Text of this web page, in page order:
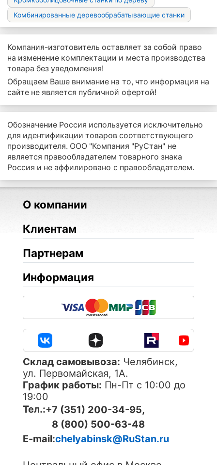
Комбинированные деревообрабатывающие станки
Компания-изготовитель оставляет за собой право
на изменение комплектации и места производства
товара без уведомления!
Обращаем Ваше внимание на то, что информация на
сайте не является публичной офертой!
Обозначение Россия используется исключительно
для идентификации товаров соответствующего
производителя. ООО "Компания "РуСтан" не
является правообладателем товарного знака
Россия и не аффилировано с правообладателем.
О компании
Клиентам
Партнерам
Информация
Cклад самовывоза: Челябинск,
ул. Первомайская, 1А.
График работы: Пн-Пт с 10:00 до
19:00
Тел.:+7 (351) 200-34-95,
8 (800) 500-63-48
E-mail:chelyabinsk@RuStan.ru